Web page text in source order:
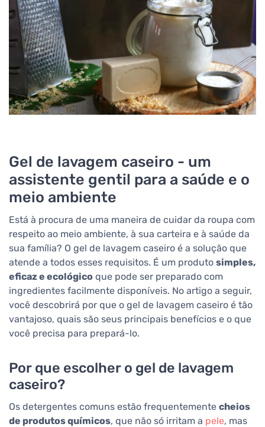
Gel de lavagem caseiro - um
assistente gentil para a saúde e o
meio ambiente
Está à procura de uma maneira de cuidar da roupa com
respeito ao meio ambiente, à sua carteira e à saúde da
sua família? O gel de lavagem caseiro é a solução que
atende a todos esses requisitos. É um produto simples,
eficaz e ecológico que pode ser preparado com
ingredientes facilmente disponíveis. No artigo a seguir,
você descobrirá por que o gel de lavagem caseiro é tão
vantajoso, quais são seus principais benefícios e o que
você precisa para prepará-lo.
Por que escolher o gel de lavagem
caseiro?
Os detergentes comuns estão frequentemente cheios
de produtos químicos, que não só irritam a pele, mas